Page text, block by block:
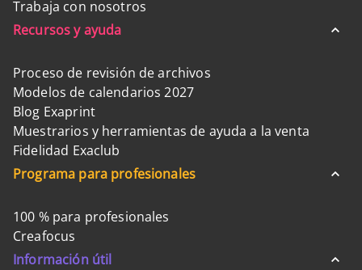
Trabaja con nosotros
Recursos y ayuda
Proceso de revisión de archivos
Modelos de calendarios 2027
Blog Exaprint
Muestrarios y herramientas de ayuda a la venta
Fidelidad Exaclub
Programa para profesionales
100 % para profesionales
Creafocus
Información útil